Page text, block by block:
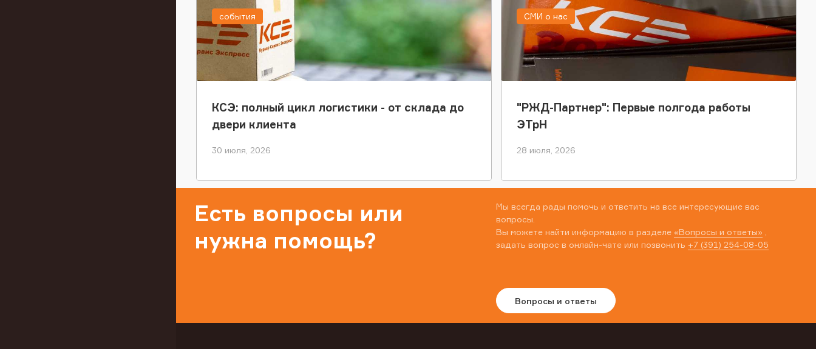
КСЭ: полный цикл логистики - от склада до
двери клиента
30 июля, 2026
события
"РЖД-Партнер": Первые полгода работы
ЭТрН
28 июля, 2026
СМИ о нас
Есть вопросы или
нужна помощь?
Мы всегда рады помочь и ответить на все интересующие вас
вопросы.
Вы можете найти информацию в разделе «Вопросы и ответы»
задать вопрос в онлайн-чате или позвонить +7 (391) 254-08-05
Вопросы и ответы